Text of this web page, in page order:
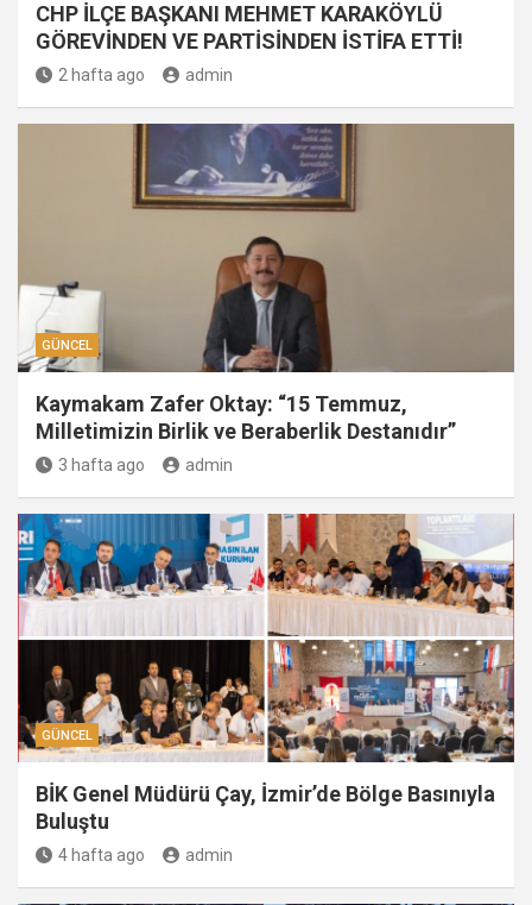
CHP İLÇE BAŞKANI MEHMET KARAKÖYLÜ
GÖREVİNDEN VE PARTİSİNDEN İSTİFA ETTİ!
2 hafta ago admin
GÜNCEL
Kaymakam Zafer Oktay: “15 Temmuz,
Milletimizin Birlik ve Beraberlik Destanıdır”
3 hafta ago admin
GÜNCEL
BİK Genel Müdürü Çay, İzmir’de Bölge Basınıyla
Buluştu
4 hafta ago admin